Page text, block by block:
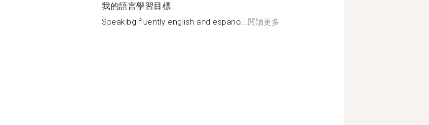
我的語言學習目標
Speakibg fluently english and espano... 閱讀更多